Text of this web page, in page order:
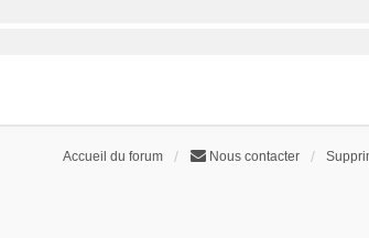
Accueil du forum Nous contacter